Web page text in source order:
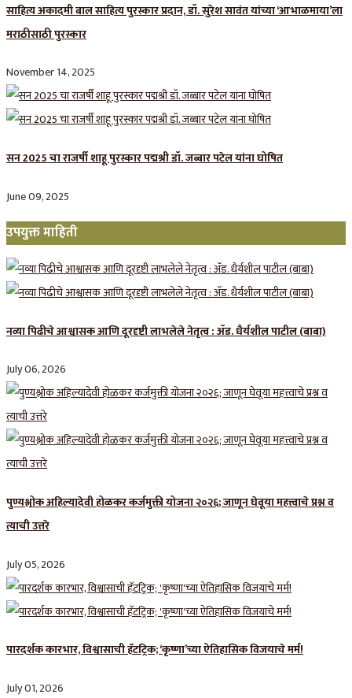
साहित्य अकादमी बाल साहित्य पुरस्कार प्रदान, डॉ. सुरेश सावंत यांच्या ‘आभाळमाया’ला
मराठीसाठी पुरस्कार
November 14, 2025
सन 2025 चा राजर्षी शाहू पुरस्कार प‌द्मश्री डॉ. जब्बार पटेल यांना घोषित
June 09, 2025
उपयुक्त माहिती
नव्या पिढीचे आश्वासक आणि दूरदृष्टी लाभलेले नेतृत्व : ॲड. धैर्यशील पाटील (बाबा)
July 06, 2026
पुण्यश्लोक अहिल्यादेवी होळकर कर्जमुक्ती योजना २०२६; जाणून घेवूया महत्त्वाचे प्रश्न व
त्याची उत्तरे
July 05, 2026
पारदर्शक कारभार, विश्वासाची हॅटट्रिक; ‘कृष्णा’च्या ऐतिहासिक विजयाचे मर्म!
July 01, 2026